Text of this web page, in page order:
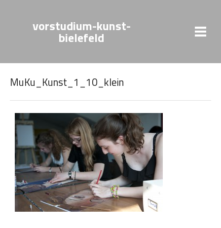
vorstudium-kunst-
bielefeld
MuKu_Kunst_1_10_klein